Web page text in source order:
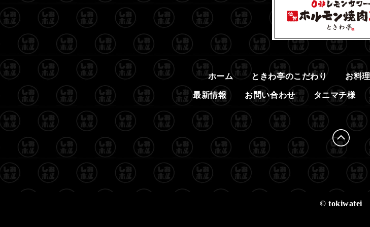
ホーム ときわ亭のこだわり お料理
最新情報 お問い合わせ タニマチ様
© tokiwatei